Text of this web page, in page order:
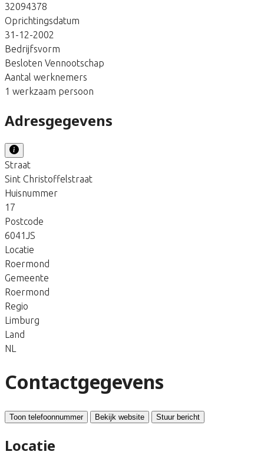
32094378
Oprichtingsdatum
31-12-2002
Bedrijfsvorm
Besloten Vennootschap
Aantal werknemers
1 werkzaam persoon
Adresgegevens
Straat
Sint Christoffelstraat
Huisnummer
17
Postcode
6041JS
Locatie
Roermond
Gemeente
Roermond
Regio
Limburg
Land
NL
Contactgegevens
Toon telefoonnummer Bekijk website Stuur bericht
Locatie